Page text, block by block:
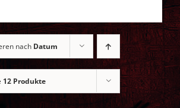
nach Datum
12 Produkte